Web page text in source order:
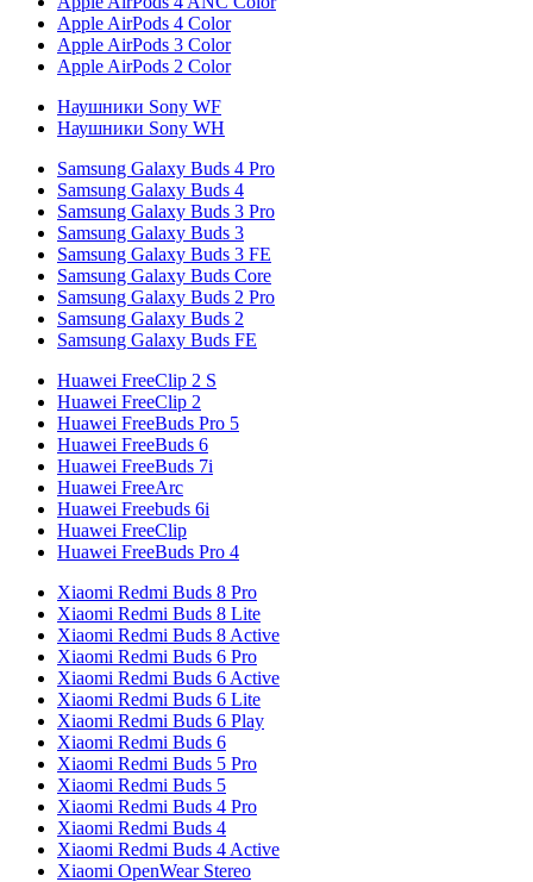
Apple AirPods 4 Color
Apple AirPods 3 Color
Apple AirPods 2 Color
Наушники Sony WF
Наушники Sony WH
Samsung Galaxy Buds 4 Pro
Samsung Galaxy Buds 4
Samsung Galaxy Buds 3 Pro
Samsung Galaxy Buds 3
Samsung Galaxy Buds 3 FE
Samsung Galaxy Buds Core
Samsung Galaxy Buds 2 Pro
Samsung Galaxy Buds 2
Samsung Galaxy Buds FE
Huawei FreeClip 2 S
Huawei FreeClip 2
Huawei FreeBuds Pro 5
Huawei FreeBuds 6
Huawei FreeBuds 7i
Huawei FreeArc
Huawei Freebuds 6i
Huawei FreeClip
Huawei FreeBuds Pro 4
Xiaomi Redmi Buds 8 Pro
Xiaomi Redmi Buds 8 Lite
Xiaomi Redmi Buds 8 Active
Xiaomi Redmi Buds 6 Pro
Xiaomi Redmi Buds 6 Active
Xiaomi Redmi Buds 6 Lite
Xiaomi Redmi Buds 6 Play
Xiaomi Redmi Buds 6
Xiaomi Redmi Buds 5 Pro
Xiaomi Redmi Buds 5
Xiaomi Redmi Buds 4 Pro
Xiaomi Redmi Buds 4
Xiaomi Redmi Buds 4 Active
Xiaomi OpenWear Stereo